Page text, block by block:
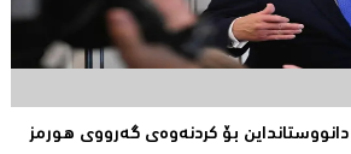
دانووستانداین بۆ کردنەوەى گەرووى هورمز